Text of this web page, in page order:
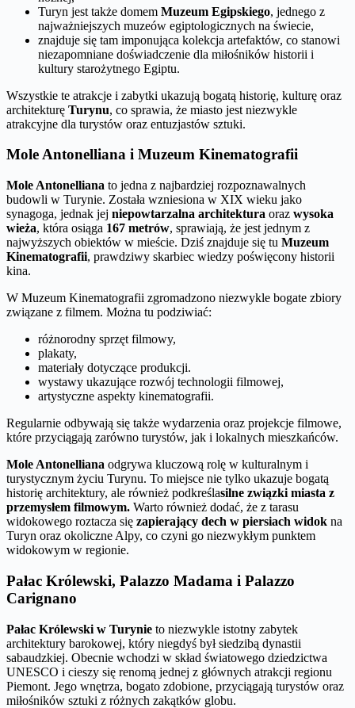
Turyn jest także domem Muzeum Egipskiego, jednego z
najważniejszych muzeów egiptologicznych na świecie,
znajduje się tam imponująca kolekcja artefaktów, co stanowi
niezapomniane doświadczenie dla miłośników historii i
kultury starożytnego Egiptu.
Wszystkie te atrakcje i zabytki ukazują bogatą historię, kulturę oraz
architekturę Turynu, co sprawia, że miasto jest niezwykle
atrakcyjne dla turystów oraz entuzjastów sztuki.
Mole Antonelliana i Muzeum Kinematografii
Mole Antonelliana to jedna z najbardziej rozpoznawalnych
budowli w Turynie. Została wzniesiona w XIX wieku jako
synagoga, jednak jej niepowtarzalna architektura oraz wysoka
wieża, która osiąga 167 metrów, sprawiają, że jest jednym z
najwyższych obiektów w mieście. Dziś znajduje się tu Muzeum
Kinematografii, prawdziwy skarbiec wiedzy poświęcony historii
kina.
W Muzeum Kinematografii zgromadzono niezwykle bogate zbiory
związane z filmem. Można tu podziwiać:
różnorodny sprzęt filmowy,
plakaty,
materiały dotyczące produkcji.
wystawy ukazujące rozwój technologii filmowej,
artystyczne aspekty kinematografii.
Regularnie odbywają się także wydarzenia oraz projekcje filmowe,
które przyciągają zarówno turystów, jak i lokalnych mieszkańców.
Mole Antonelliana odgrywa kluczową rolę w kulturalnym i
turystycznym życiu Turynu. To miejsce nie tylko ukazuje bogatą
historię architektury, ale również podkreślasilne związki miasta z
przemysłem filmowym. Warto również dodać, że z tarasu
widokowego roztacza się zapierający dech w piersiach widok na
Turyn oraz okoliczne Alpy, co czyni go niezwykłym punktem
widokowym w regionie.
Pałac Królewski, Palazzo Madama i Palazzo
Carignano
Pałac Królewski w Turynie to niezwykle istotny zabytek
architektury barokowej, który niegdyś był siedzibą dynastii
sabaudzkiej. Obecnie wchodzi w skład światowego dziedzictwa
UNESCO i cieszy się renomą jednej z głównych atrakcji regionu
Piemont. Jego wnętrza, bogato zdobione, przyciągają turystów oraz
miłośników sztuki z różnych zakątków globu.